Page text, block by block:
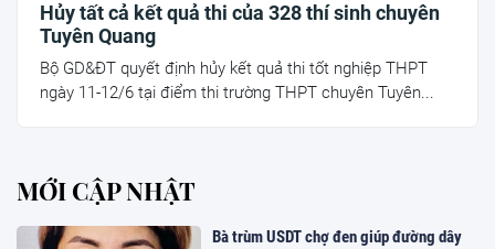
Hủy tất cả kết quả thi của 328 thí sinh chuyên
Tuyên Quang
Bộ GD&ĐT quyết định hủy kết quả thi tốt nghiệp THPT
ngày 11-12/6 tại điểm thi trường THPT chuyên Tuyên...
MỚI CẬP NHẬT
Bà trùm USDT chợ đen giúp đường dây